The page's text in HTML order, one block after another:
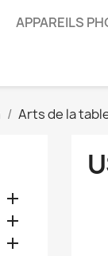
APPAREILS
Arts de la


